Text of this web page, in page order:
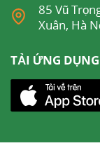
85 Vũ
Xuân, Hà
TẢI ỨNG